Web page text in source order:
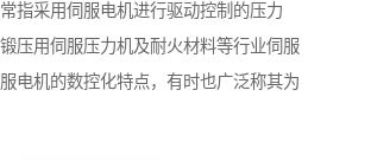
指采用伺服电机进行驱动控制的压力
压用伺服压力机及耐火材料等行业伺服
电机的数控化特点，有时也广泛称其为